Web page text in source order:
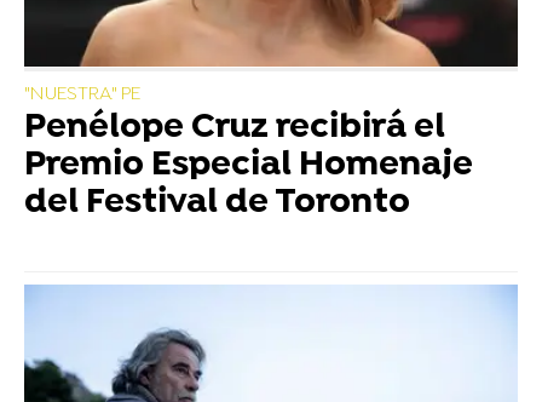
"NUESTRA" PE
Penélope Cruz recibirá el
Premio Especial Homenaje
del Festival de Toronto